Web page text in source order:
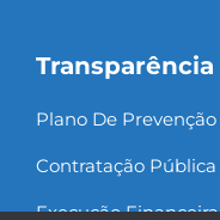
Transparência
Plano De Prevenção
Contratação Pública
Execução Financeira